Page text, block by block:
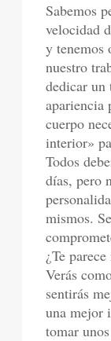
Sabemos
velocidad
y tenemos
nuestro
dedicar un
apariencia
cuerpo
interior»
Todos
días, pero
mismos.
¿Te
Verás
sentirás
una mejor
tomar